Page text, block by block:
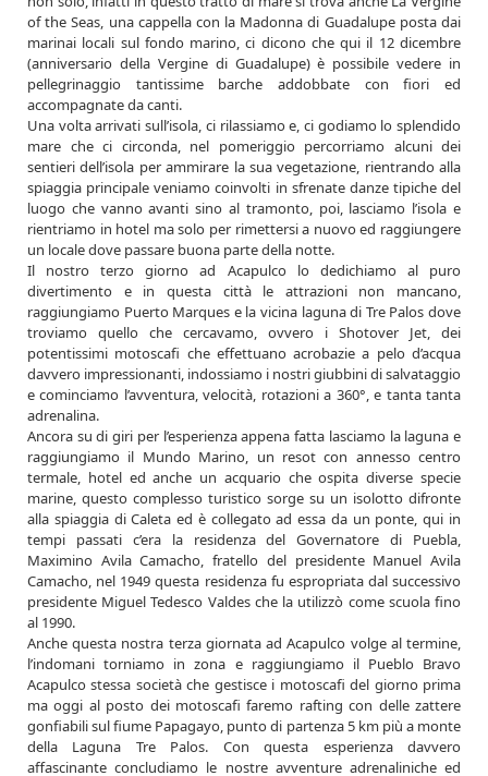
of the Seas, una cappella con la Madonna di Guadalupe posta dai
marinai locali sul fondo marino, ci dicono che qui il 12 dicembre
(anniversario della Vergine di Guadalupe) è possibile vedere in
pellegrinaggio tantissime barche addobbate con fiori ed
accompagnate da canti.
Una volta arrivati sull’isola, ci rilassiamo e, ci godiamo lo splendido
mare che ci circonda, nel pomeriggio percorriamo alcuni dei
sentieri dell’isola per ammirare la sua vegetazione, rientrando alla
spiaggia principale veniamo coinvolti in sfrenate danze tipiche del
luogo che vanno avanti sino al tramonto, poi, lasciamo l’isola e
rientriamo in hotel ma solo per rimettersi a nuovo ed raggiungere
un locale dove passare buona parte della notte.
Il nostro terzo giorno ad Acapulco lo dedichiamo al puro
divertimento e in questa città le attrazioni non mancano,
raggiungiamo Puerto Marques e la vicina laguna di Tre Palos dove
troviamo quello che cercavamo, ovvero i Shotover Jet, dei
potentissimi motoscafi che effettuano acrobazie a pelo d’acqua
davvero impressionanti, indossiamo i nostri giubbini di salvataggio
e cominciamo l’avventura, velocità, rotazioni a 360°, e tanta tanta
adrenalina.
Ancora su di giri per l’esperienza appena fatta lasciamo la laguna e
raggiungiamo il Mundo Marino, un resot con annesso centro
termale, hotel ed anche un acquario che ospita diverse specie
marine, questo complesso turistico sorge su un isolotto difronte
alla spiaggia di Caleta ed è collegato ad essa da un ponte, qui in
tempi passati c’era la residenza del Governatore di Puebla,
Maximino Avila Camacho, fratello del presidente Manuel Avila
Camacho, nel 1949 questa residenza fu espropriata dal successivo
presidente Miguel Tedesco Valdes che la utilizzò come scuola fino
al 1990.
Anche questa nostra terza giornata ad Acapulco volge al termine,
l’indomani torniamo in zona e raggiungiamo il Pueblo Bravo
Acapulco stessa società che gestisce i motoscafi del giorno prima
ma oggi al posto dei motoscafi faremo rafting con delle zattere
gonfiabili sul fiume Papagayo, punto di partenza 5 km più a monte
della Laguna Tre Palos. Con questa esperienza davvero
affascinante concludiamo le nostre avventure adrenaliniche ed